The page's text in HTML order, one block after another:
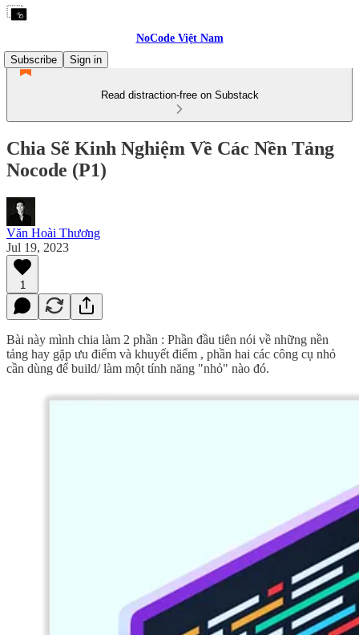
NoCode Việt Nam
Subscribe
Sign in
Read distraction-free on Substack
Chia Sẽ Kinh Nghiệm Về Các Nền Tảng
Nocode (P1)
Văn Hoài Thương
Jul 19, 2023
1
Bài này mình chia làm 2 phần : Phần đầu tiên nói về những nền
tảng hay gặp ưu điểm và khuyết điểm , phần hai các công cụ nhỏ
cần dùng để build/ làm một tính năng "nhỏ" nào đó.